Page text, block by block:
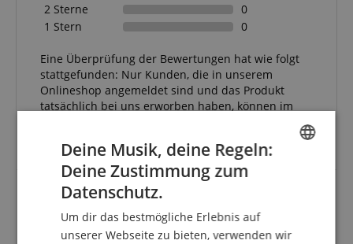
2 Sterne
0
1 Stern
0
Eine Überprüfung der Bewertungen hat wie folgt
stattgefunden: Nur Kunden, die in unserem
Onlineshop angemeldet sind und das Produkt
tatsächlich bei uns erworben haben, können im
Audio Adapter-Set im schicken Koffer
Bewertung vonChristophvom 29.11.2025
Deine Musik, deine Regeln:
Deine Zustimmung zum
Datenschutz.
Um dir das bestmögliche Erlebnis auf
unserer Webseite zu bieten, verwenden wir